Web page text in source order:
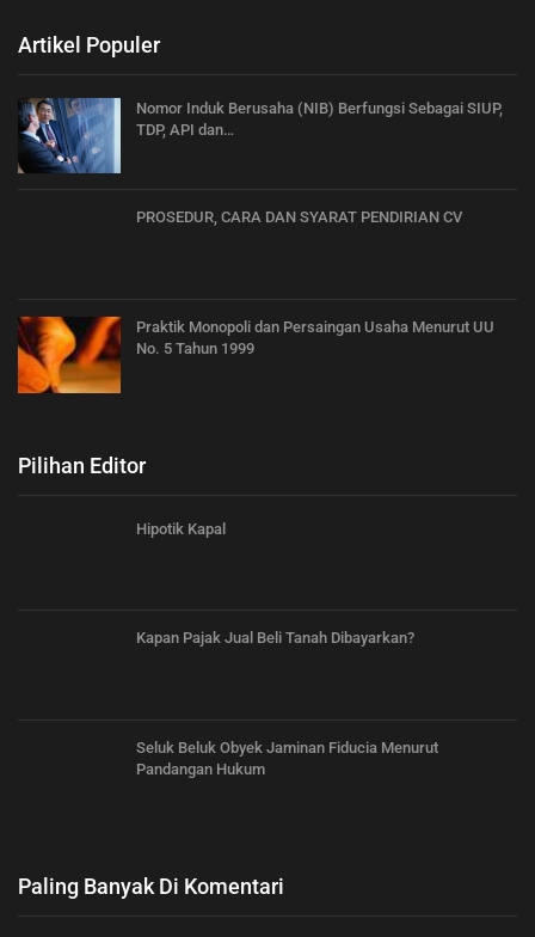
Artikel Populer
Nomor Induk Berusaha (NIB) Berfungsi Sebagai SIUP,
TDP, API dan…
PROSEDUR, CARA DAN SYARAT PENDIRIAN CV
Praktik Monopoli dan Persaingan Usaha Menurut UU
No. 5 Tahun 1999
Pilihan Editor
Hipotik Kapal
Kapan Pajak Jual Beli Tanah Dibayarkan?
Seluk Beluk Obyek Jaminan Fiducia Menurut
Pandangan Hukum
Paling Banyak Di Komentari